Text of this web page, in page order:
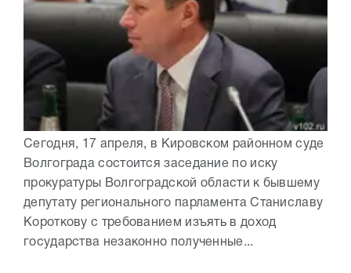
Сегодня, 17 апреля, в Кировском районном суде
Волгограда состоится заседание по иску
прокуратуры Волгоградской области к бывшему
депутату регионального парламента Станиславу
Короткову с требованием изъять в доход
государства незаконно полученные...